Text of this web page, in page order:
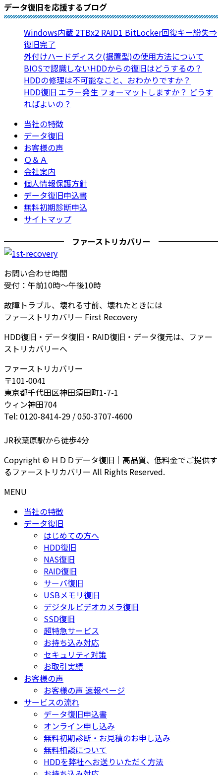
データ復旧を応援するブログ
Windows内蔵 2TBx2 RAID1 BitLocker回復キー紛失⇒
復旧完了
外付けハードディスク(据置型)の使用方法について
BIOSで認識しないHDDからの復旧はどうするの？
HDDの修理は不可能なこと、おわかりですか？
HDD復旧 エラー発生 フォーマットしますか？ どうす
ればよいの？
当社の特徴
データ復旧
お客様の声
Ｑ＆Ａ
会社案内
個人情報保護方針
データ復旧申込書
無料初期診断申込
サイトマップ
ファーストリカバリー
お問い合わせ時間
受付：午前10時～午後10時
故障トラブル、壊れる寸前、壊れたときには
ファーストリカバリー First Recovery
HDD復旧・データ復旧・RAID復旧・データ復元は、ファー
ストリカバリーへ
ファーストリカバリー
〒101-0041
東京都千代田区神田須田町1-7-1
ウィン神田704
Tel: 0120-8414-29 / 050-3707-4600
JR秋葉原駅から徒歩4分
Copyright © ＨＤＤデータ復旧｜高品質、低料金でご提供す
るファーストリカバリー All Rights Reserved.
MENU
当社の特徴
データ復旧
はじめての方へ
HDD復旧
NAS復旧
RAID復旧
サーバ復旧
USBメモリ復旧
デジタルビデオカメラ復旧
SSD復旧
超特急サービス
お持ち込み対応
セキュリティ対策
お取引実績
お客様の声
お客様の声 速報ページ
サービスの流れ
データ復旧申込書
オンライン申し込み
無料初期診断・お見積のお申し込み
無料相談について
HDDを弊社へお送りいただく方法